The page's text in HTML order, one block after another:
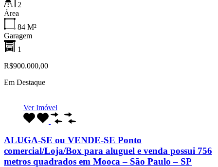
2
Área
84 M²
Garagem
1
R$900.000,00
Em Destaque
Ver Imóvel
ALUGA-SE ou VENDE-SE Ponto
comercial/Loja/Box para aluguel e venda possui 756
metros quadrados em Mooca – São Paulo – SP